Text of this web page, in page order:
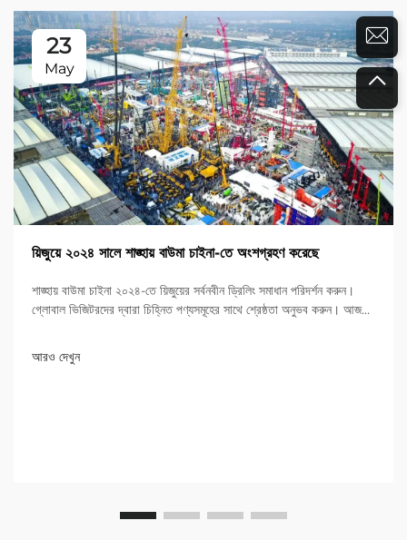
23
May
য়িজুয়ে ২০২৪ সালে শাঙ্হায় বাউমা চাইনা-তে অংশগ্রহণ করেছে
শাঙ্হায় বাউমা চাইনা ২০২৪-তে য়িজুয়ের সর্বনবীন ড্রিলিং সমাধান পরিদর্শন করুন।
গ্লোবাল ভিজিটরদের দ্বারা চিহ্নিত পণ্যসমূহের সাথে শ্রেষ্ঠতা অনুভব করুন। আজই
আরও দেখুন